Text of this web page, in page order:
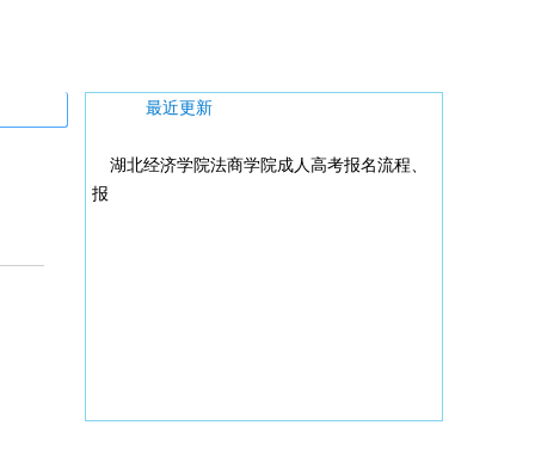
最近更新
湖北经济学院法商学院成人高考报名流程、
报